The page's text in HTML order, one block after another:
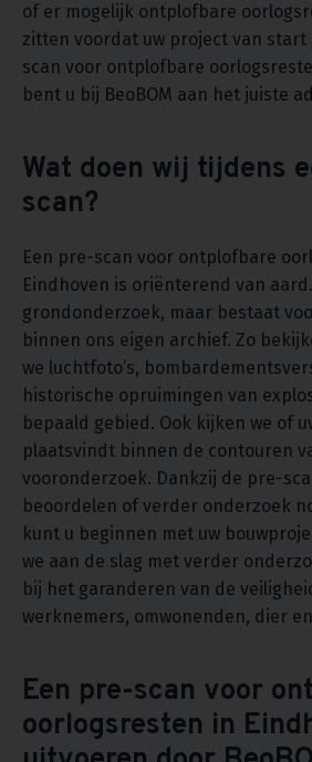
of er mogelijk ontplofbare
zitten voordat uw project van start
scan voor ontplofbare
bent u bij BeoBOM aan het juiste
Wat doen wij tijdens
scan?
Een pre-scan voor ontplofbare
Eindhoven is oriënterend van
grondonderzoek, maar bestaat
binnen ons eigen archief. Zo
we luchtfoto’s,
historische opruimingen van
bepaald gebied. Ook kijken we of
plaatsvindt binnen de contouren
vooronderzoek. Dankzij de pre-
beoordelen of verder onderzoek
kunt u beginnen met uw
we aan de slag met verder
bij het garanderen van de
werknemers, omwonenden, dier
Een pre-scan voor
oorlogsresten in